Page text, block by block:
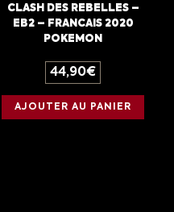
CLASH DES REBELLES –
EB2 – FRANCAIS 2020
POKEMON
44,90€
AJOUTER AU PANIER